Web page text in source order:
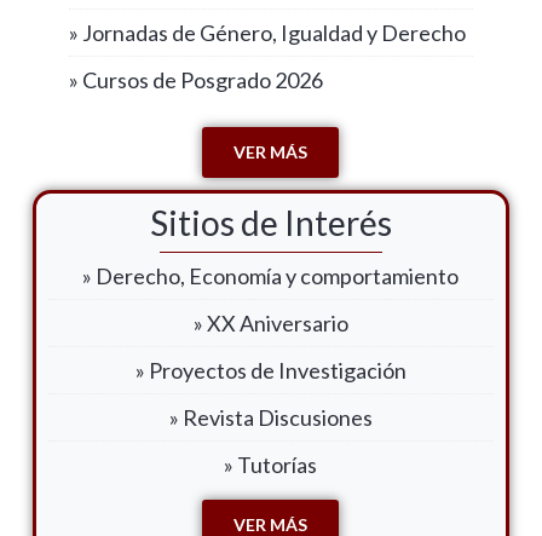
» Jornadas de Género, Igualdad y Derecho
» Cursos de Posgrado 2026
VER MÁS
Sitios de Interés
» Derecho, Economía y comportamiento
» XX Aniversario
» Proyectos de Investigación
» Revista Discusiones
» Tutorías
VER MÁS